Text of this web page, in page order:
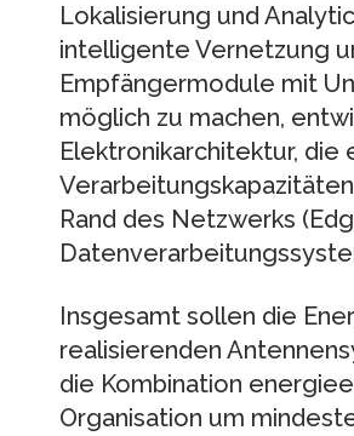
Lokalisierung und
intelligente Vernetzung
Empfängermodule mit
möglich zu machen,
Elektronikarchitektur,
Rand des Netzwerks
Insgesamt sollen die
realisierenden
die Kombination
Organisation um